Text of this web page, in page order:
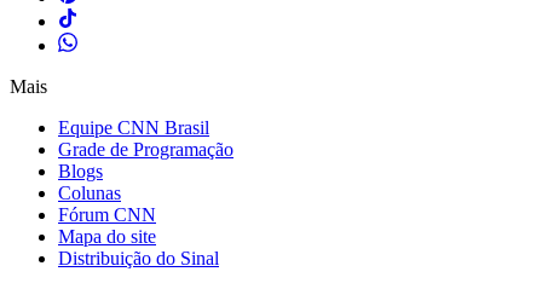
Mais
Equipe CNN Brasil
Grade de Programação
Blogs
Colunas
Fórum CNN
Mapa do site
Distribuição do Sinal